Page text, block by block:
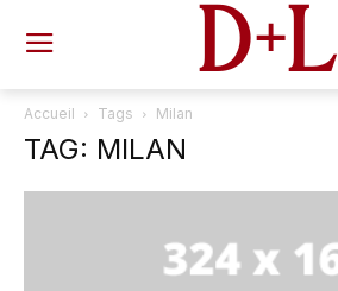
D+L
Accueil Tags Milan
TAG: MILAN